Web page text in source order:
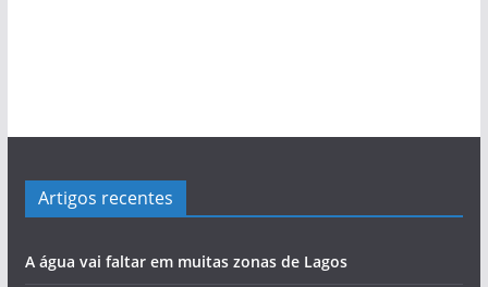
Artigos recentes
A água vai faltar em muitas zonas de Lagos